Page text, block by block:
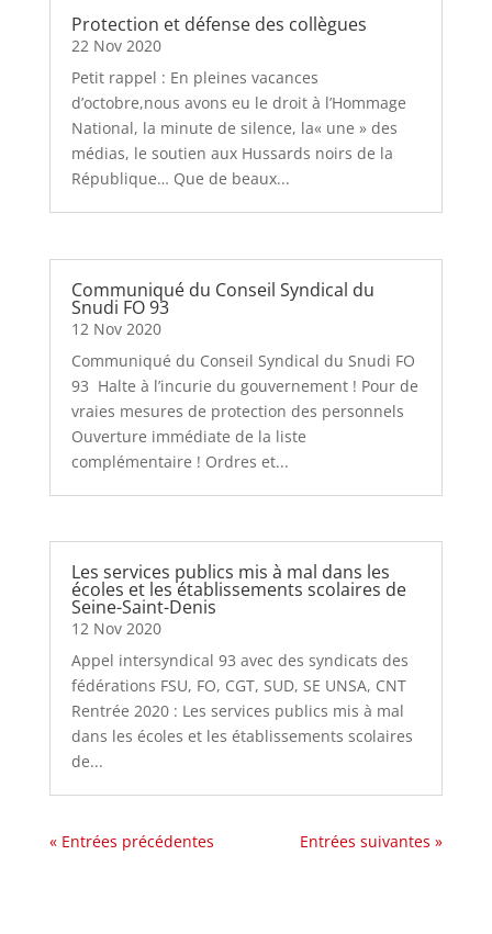
Protection et défense des collègues
22 Nov 2020
Petit rappel : En pleines vacances
d’octobre,nous avons eu le droit à l’Hommage
National, la minute de silence, la« une » des
médias, le soutien aux Hussards noirs de la
République… Que de beaux...
Communiqué du Conseil Syndical du
Snudi FO 93
12 Nov 2020
Communiqué du Conseil Syndical du Snudi FO
93 Halte à l’incurie du gouvernement ! Pour de
vraies mesures de protection des personnels
Ouverture immédiate de la liste
complémentaire ! Ordres et...
Les services publics mis à mal dans les
écoles et les établissements scolaires de
Seine-Saint-Denis
12 Nov 2020
Appel intersyndical 93 avec des syndicats des
fédérations FSU, FO, CGT, SUD, SE UNSA, CNT
Rentrée 2020 : Les services publics mis à mal
dans les écoles et les établissements scolaires
de...
« Entrées précédentes Entrées suivantes »